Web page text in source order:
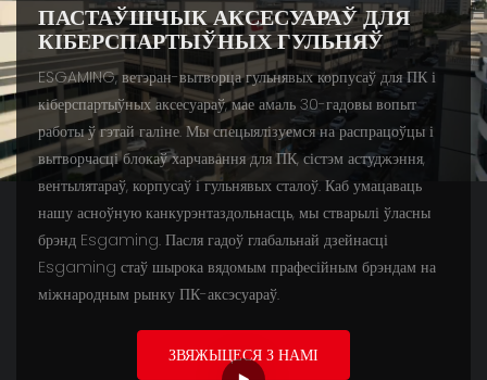
ПАСТАЎШЧЫК АКСЕСУАРАЎ ДЛЯ
КІБЕРСПАРТЫЎНЫХ ГУЛЬНЯЎ
ESGAMING, ветэран-вытворца гульнявых корпусаў для ПК і
кіберспартыўных аксесуараў, мае амаль 30-гадовы вопыт
работы ў гэтай галіне. Мы спецыялізуемся на распрацоўцы і
вытворчасці блокаў харчавання для ПК, сістэм астуджэння,
вентылятараў, корпусаў і гульнявых сталоў. Каб умацаваць
нашу асноўную канкурэнтаздольнасць, мы стварылі ўласны
брэнд Esgaming. Пасля гадоў глабальнай дзейнасці
Esgaming стаў шырока вядомым прафесійным брэндам на
міжнародным рынку ПК-аксэсуараў.
ЗВЯЖЫЦЕСЯ З НАМІ